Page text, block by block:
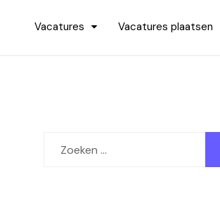
Vacatures Vacatures plaatsen
naar: